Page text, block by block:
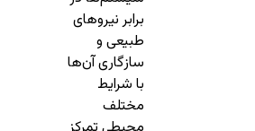
برابر نیروهای
طبیعی و
سازگاری آن‌ها
با شرایط
مختلف